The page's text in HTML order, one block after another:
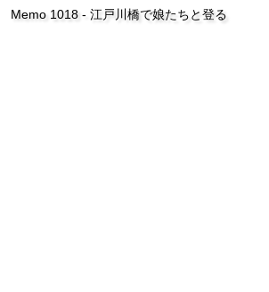
Memo 1018 - 江戸川橋で娘たちと登る